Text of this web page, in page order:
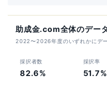
助成金.com全体のデー
2022〜2026年度のいずれかにデ
採択者数
82.6%
採択率
51.7%